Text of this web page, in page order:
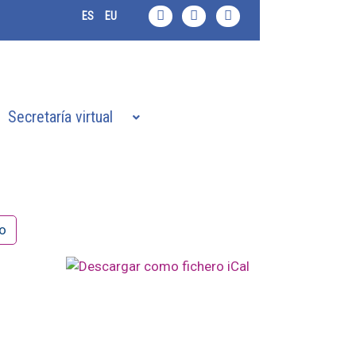
ES EU
Secretaría virtual